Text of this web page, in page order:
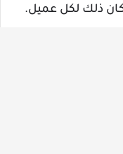
ذلك لكل عميل.